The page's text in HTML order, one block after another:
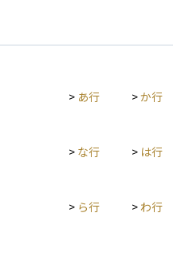
> あ行 >か行
> な行 > は行
> ら行 > わ行